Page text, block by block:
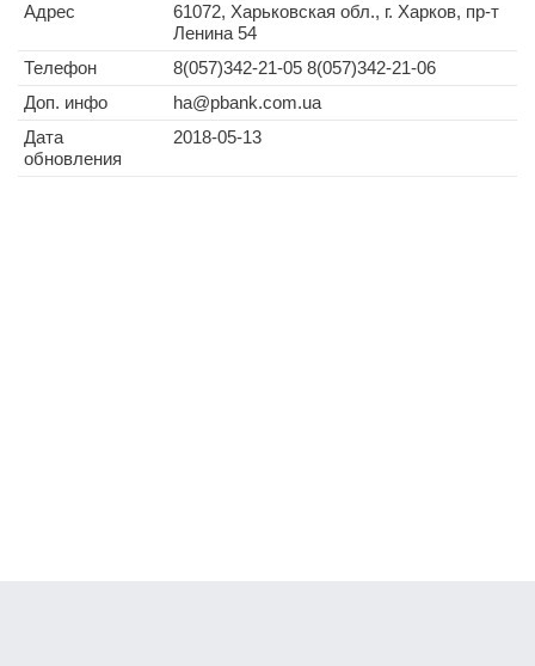
Адрес
61072, Харьковская обл., г. Харков, пр-т
Ленина 54
Телефон
8(057)342-21-05 8(057)342-21-06
Доп. инфо
ha@pbank.com.ua
Дата
обновления
2018-05-13